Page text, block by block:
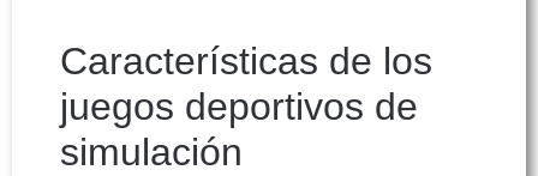
Características de los
juegos deportivos de
simulación